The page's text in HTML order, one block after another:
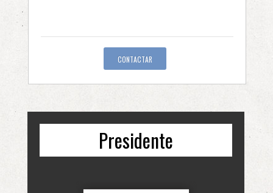
CONTACTAR
Presidente